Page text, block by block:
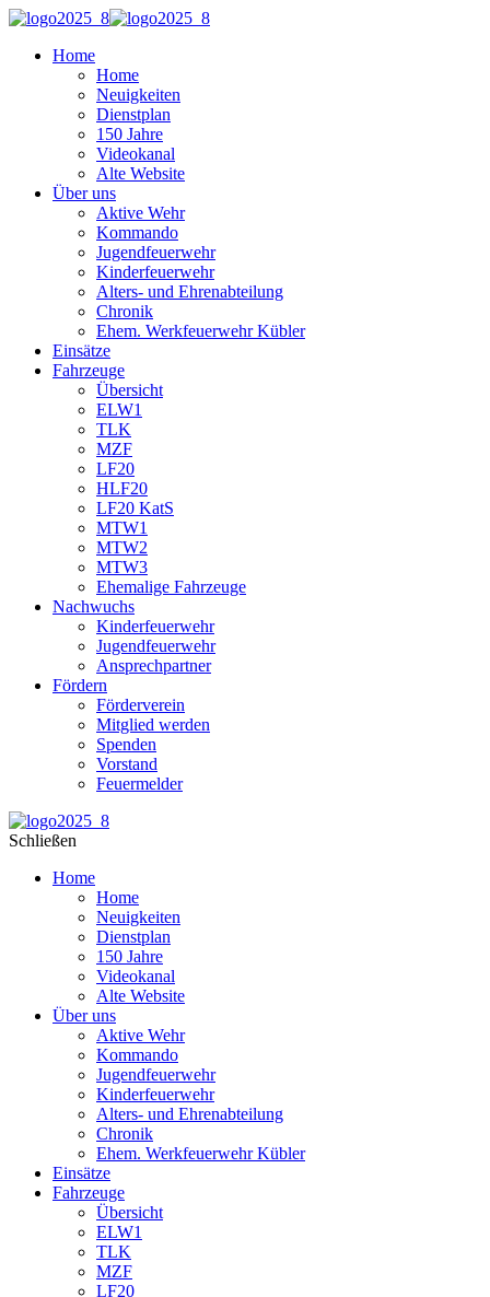
Home
Home
Neuigkeiten
Dienstplan
150 Jahre
Videokanal
Alte Website
Über uns
Aktive Wehr
Kommando
Jugendfeuerwehr
Kinderfeuerwehr
Alters- und Ehrenabteilung
Chronik
Ehem. Werkfeuerwehr Kübler
Einsätze
Fahrzeuge
Übersicht
ELW1
TLK
MZF
LF20
HLF20
LF20 KatS
MTW1
MTW2
MTW3
Ehemalige Fahrzeuge
Nachwuchs
Kinderfeuerwehr
Jugendfeuerwehr
Ansprechpartner
Fördern
Förderverein
Mitglied werden
Spenden
Vorstand
Feuermelder
Schließen
Home
Home
Neuigkeiten
Dienstplan
150 Jahre
Videokanal
Alte Website
Über uns
Aktive Wehr
Kommando
Jugendfeuerwehr
Kinderfeuerwehr
Alters- und Ehrenabteilung
Chronik
Ehem. Werkfeuerwehr Kübler
Einsätze
Fahrzeuge
Übersicht
ELW1
TLK
MZF
LF20